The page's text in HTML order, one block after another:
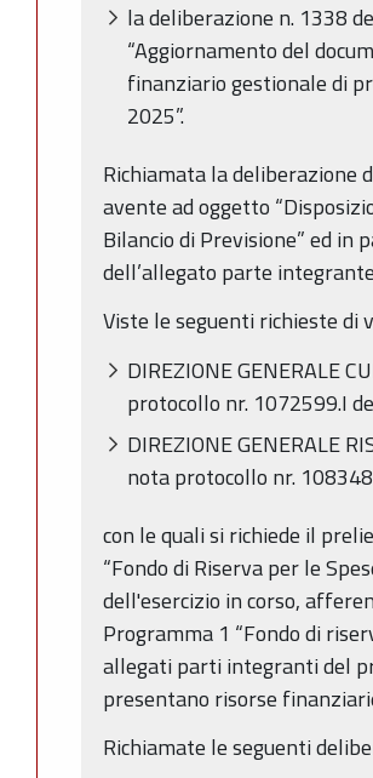
la deliberazione n. 1338
“Aggiornamento del
finanziario gestionale di
2025”.
Richiamata la deliberazione
avente ad oggetto
Bilancio di Previsione” ed
dell’allegato parte
Viste le seguenti richieste di
DIREZIONE GENERALE
protocollo nr. 1072599.I
DIREZIONE GENERALE
nota protocollo nr.
con le quali si richiede il
“Fondo di Riserva per le
dell'esercizio in corso,
Programma 1 “Fondo di
allegati parti integranti del
presentano risorse
Richiamate le seguenti